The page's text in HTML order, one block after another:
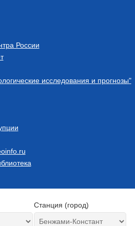
России
исследования и прогнозы"
Станция (город)